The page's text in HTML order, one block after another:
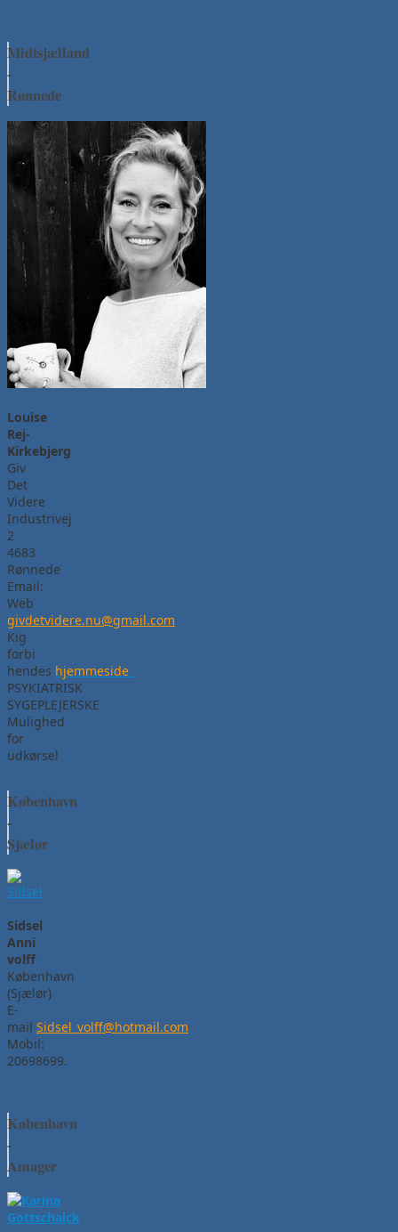
Midtsjælland
-
Rønnede
Louise
Rej-
Kirkebjerg
Giv
Det
Videre
Industrivej
2
4683
Rønnede
Email:
Web
givdetvidere.nu@gmail.com
Kig
forbi
hendes hjemmeside.
PSYKIATRISK
SYGEPLEJERSKE
Mulighed
for
udkørsel
København
-
Sjælør
Sidsel
Anni
volff
København
(Sjælør)
E-
mail Sidsel_volff@hotmail.com
Mobil:
20698699.
København
-
Amager